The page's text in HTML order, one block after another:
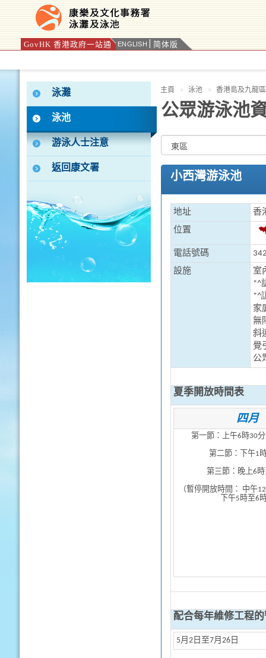
GovHK 香港政府一站通 ENGLISH 简体版
按“Tab”進入菜單
泳灘
泳池
游泳人士注意
返回康文署
主頁 泳池 香港島及九龍
公眾游泳池
小西灣游泳池
地址
香
位置
電話號碼
設施
室
*^
*^
家
無
斜
覺
公
夏季開放時間表
四月
第一節：上午6時30
第二節：下午1
第三節：晚上6
（暫停開放時間： 中午
下午5時至6
配合每年維修工程
5月2日至7月26日